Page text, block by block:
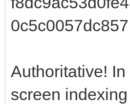
Authoritative!
screen